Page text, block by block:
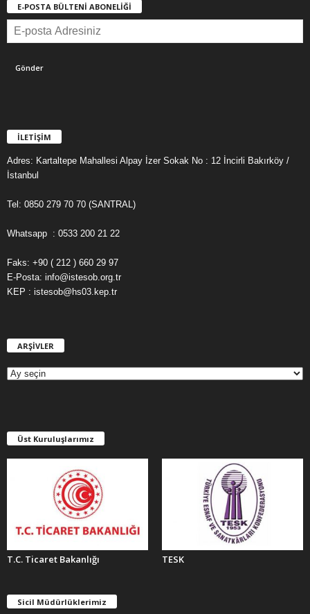
E-POSTA BÜLTENİ ABONELİĞİ
İLETİŞİM
Adres: Kartaltepe Mahallesi Alpay İzer Sokak No : 12 İncirli Bakırköy /
İstanbul
Tel: 0850 279 70 70 (SANTRAL)
Whatsapp : 0533 200 21 22
Faks: +90 ( 212 ) 660 29 97
E-Posta: info@istesob.org.tr
KEP : istesob@hs03.kep.tr
ARŞİVLER
E
R
Üst Kuruluşlarımız
T.C. Ticaret Bakanlığı TESK
Sicil Müdürlüklerimiz